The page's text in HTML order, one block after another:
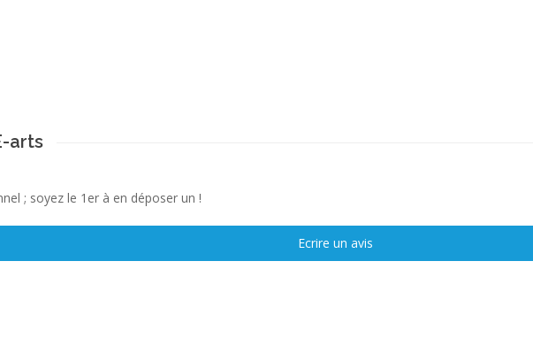
arts
; soyez le 1er à en déposer un !
Ecrire un avis